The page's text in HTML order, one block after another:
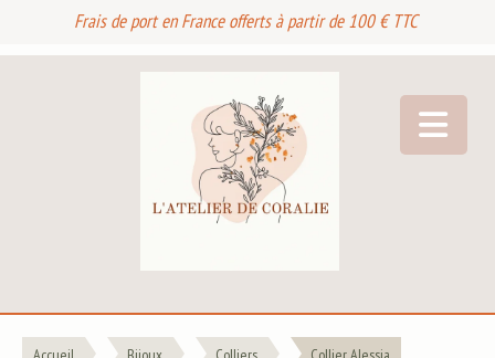
Frais de port en France offerts à partir de 100 € TTC